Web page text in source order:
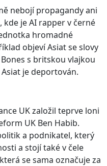
nebojí propagandy ani
je AI rapper v černé
hromadné
objeví Asiat se slovy
s britskou vlajkou
je deportován.
UK založil teprve loni
UK Ben Habib.
a podnikatel, který
a stojí také v čele
se sama označuje za